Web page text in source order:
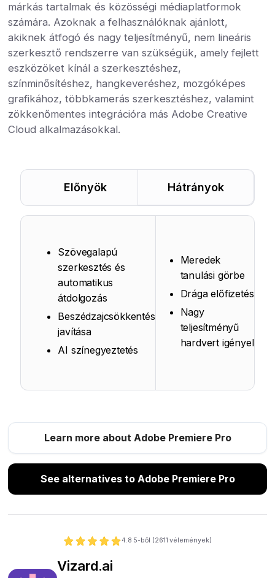
márkás tartalmak és közösségi médiaplatformok
számára. Azoknak a felhasználóknak ajánlott,
akiknek átfogó és nagy teljesítményű, nem lineáris
szerkesztő rendszerre van szükségük, amely fejlett
eszközöket kínál a szerkesztéshez,
színminősítéshez, hangkeveréshez, mozgóképes
grafikához, többkamerás szerkesztéshez, valamint
zökkenőmentes integrációra más Adobe Creative
Cloud alkalmazásokkal.
Előnyök Hátrányok
Szövegalapú
szerkesztés és
automatikus
átdolgozás
Beszédzajcsökkentés
javítása
AI színegyeztetés
Meredek
tanulási görbe
Drága előfizetés
Nagy
teljesítményű
hardvert igényel
Learn more about Adobe Premiere Pro
See alternatives to Adobe Premiere Pro
4.8 5-ből (2611 vélemények)
Vizard.ai